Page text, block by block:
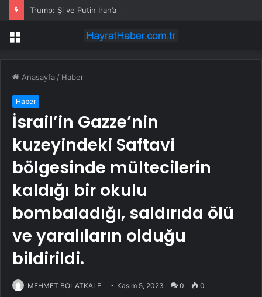
Trump: Şi ve Putin İran’a silah satmayacaklarını söyledi
Menü
Anasayfa / Haber
Haber
İsrail’in Gazze’nin
kuzeyindeki Saftavi
bölgesinde mültecilerin
kaldığı bir okulu
bombaladığı, saldırıda ölü
ve yaralıların olduğu
bildirildi.
MEHMET BOLATKALE Kasım 5, 2023 0 0